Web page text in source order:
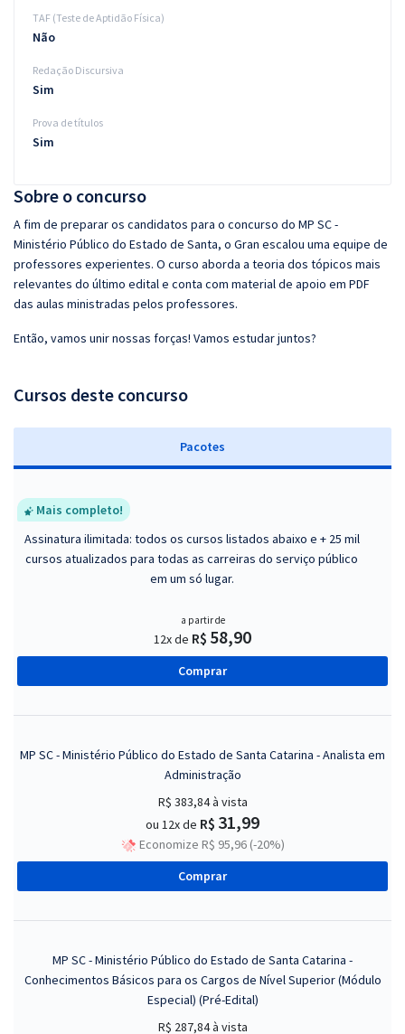
Sobre o concurso
A fim de preparar os candidatos para o concurso do MP SC -
Ministério Público do Estado de Santa, o Gran escalou uma equipe de
professores experientes. O curso aborda a teoria dos tópicos mais
relevantes do último edital e conta com material de apoio em PDF
das aulas ministradas pelos professores.
Então, vamos unir nossas forças! Vamos estudar juntos?
Cursos deste concurso
Pacotes
Mais completo!
Assinatura ilimitada: todos os cursos listados abaixo e + 25 mil
cursos atualizados para todas as carreiras do serviço público
em um só lugar.
a partir de
12x de R$ 58,90
Comprar
MP SC - Ministério Público do Estado de Santa Catarina - Analista em
Administração
R$ 383,84à vista
ou 12x de R$ 31,99
Economize R$ 95,96 (-20%)
Comprar
MP SC - Ministério Público do Estado de Santa Catarina -
Conhecimentos Básicos para os Cargos de Nível Superior (Módulo
Especial) (Pré-Edital)
R$ 287,84à vista
TAF (Teste de Aptidão Física)
Não
Redação Discursiva
Sim
Prova de títulos
Sim